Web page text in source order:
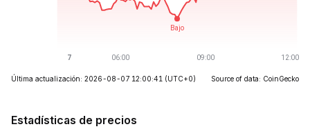
Última actualización: 2026-08-07 12:00:41 (UTC+0) Source of data: CoinGecko
Estadísticas de precios